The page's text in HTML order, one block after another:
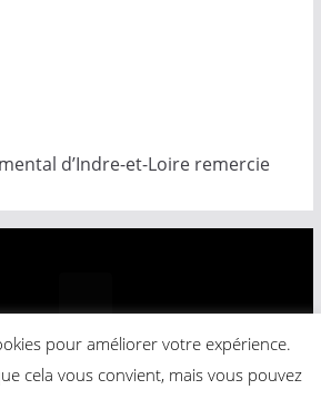
d’Indre-et-Loire remercie
Départemental Basket-Ball
pour améliorer votre expérience.
cela vous convient, mais vous pouvez